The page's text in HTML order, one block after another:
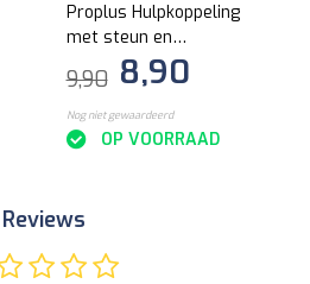
Proplus Hulpkoppeling
met steun en
stekkerhouder
9,90 8,90
Nog niet gewaardeerd
OP VOORRAAD
Reviews